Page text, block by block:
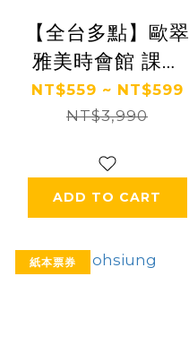
【全台多點】歐翠
雅美時會館 課程
券 Ⓣ
NT$559 ~ NT$599
NT$3,990
ADD TO CART
紙本票券